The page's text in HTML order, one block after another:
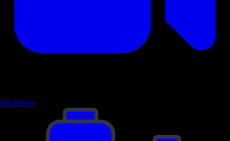
Brickfilme